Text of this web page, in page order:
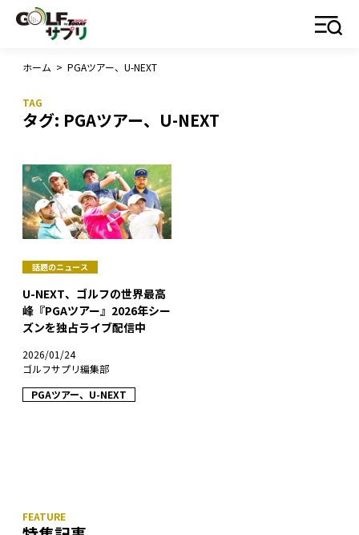
ホーム > PGAツアー、U-NEXT
タグ: PGAツアー、U-NEXT
話題のニュース
U-NEXT、ゴルフの世界最高
峰『PGAツアー』2026年シー
ズンを独占ライブ配信中
2026/01/24
ゴルフサプリ編集部
PGAツアー、U-NEXT